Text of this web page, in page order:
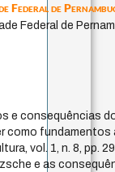
Federal de
Federal de
e consequências
como fundamentos
vol. 1, n. 8, pp.
e as